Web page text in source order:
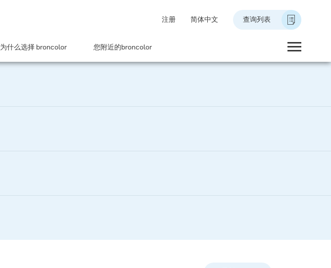
注册 简体中文 查询列表
为什么选择 broncolor 您附近的broncolor